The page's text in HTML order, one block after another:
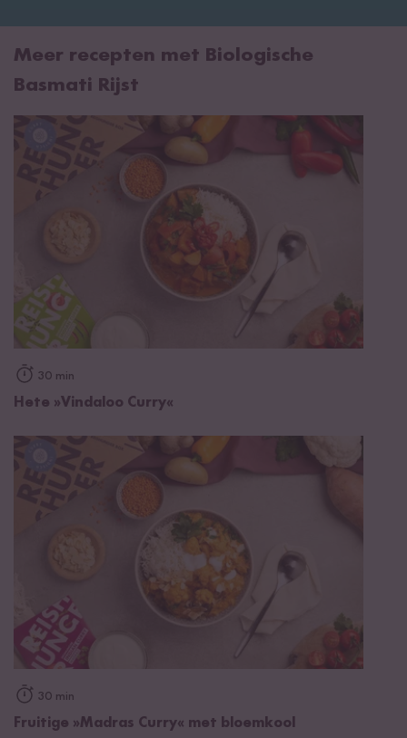
Meer recepten met Biologische
Basmati Rijst
30 min
Hete »Vindaloo Curry«
30 min
Fruitige »Madras Curry« met bloemkool